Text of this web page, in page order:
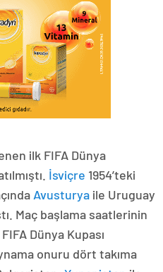
ilk FIFA Dünya
İsviçre 1954’teki
Avusturya ile Uruguay
Maç başlama saatlerinin
Dünya Kupası
onuru dört takıma